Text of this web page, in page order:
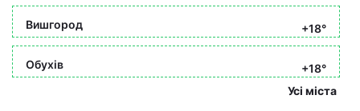
Вишгород +18°
Обухів
+18°
Усі міста